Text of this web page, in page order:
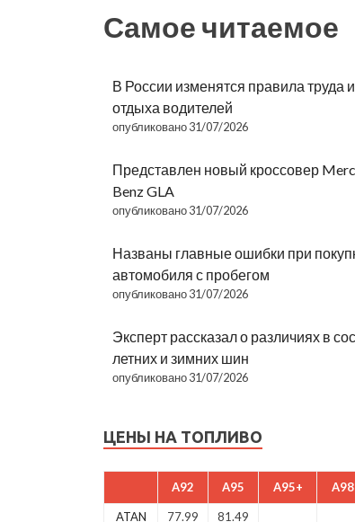
Самое читаемое
В России изменятся правила труда и
отдыха водителей
опубликовано 31/07/2026
Представлен новый кроссовер
Benz GLA
опубликовано 31/07/2026
Названы главные ошибки при
автомобиля с пробегом
опубликовано 31/07/2026
Эксперт рассказал о различиях в
летних и зимних шин
опубликовано 31/07/2026
ЦЕНЫ НА ТОПЛИВО
A92 A95 A95+ A98
ATAN 77.99 81.49